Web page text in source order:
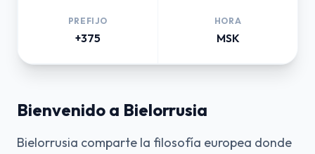
PREFIJO
+375
HORA
MSK
Bienvenido a Bielorrusia
Bielorrusia comparte la filosofía europea donde